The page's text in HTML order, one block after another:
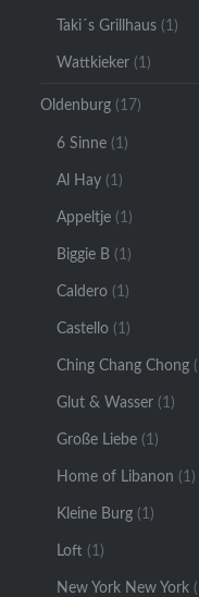
Taki´s Grillhaus (1)
Wattkieker (1)
Oldenburg (17)
6 Sinne (1)
Al Hay (1)
Appeltje (1)
Biggie B (1)
Caldero (1)
Castello (1)
Ching Chang Chong
Glut & Wasser (1)
Große Liebe (1)
Home of Libanon (1)
Kleine Burg (1)
Loft (1)
New York New York